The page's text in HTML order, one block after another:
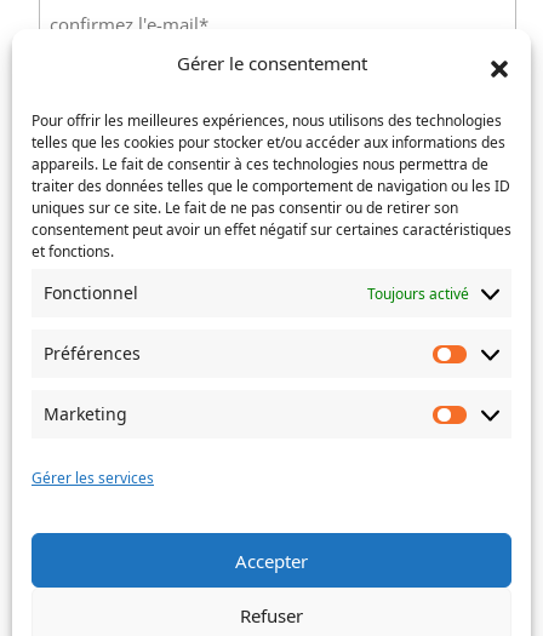
Gérer le consentement
Pour offrir les meilleures expériences, nous utilisons des technologies
telles que les cookies pour stocker et/ou accéder aux informations des
appareils. Le fait de consentir à ces technologies nous permettra de
traiter des données telles que le comportement de navigation ou les ID
uniques sur ce site. Le fait de ne pas consentir ou de retirer son
consentement peut avoir un effet négatif sur certaines caractéristiques
et fonctions.
Fonctionnel Toujours activé
Préférences
Marketing
Gérer les services
Accepter
Refuser
un
mail
Service concerné (Nécessaire)
Si votre demande concerne des actes de naissance et/ou
de mariage, choisissez l'Etat-Civil comme service